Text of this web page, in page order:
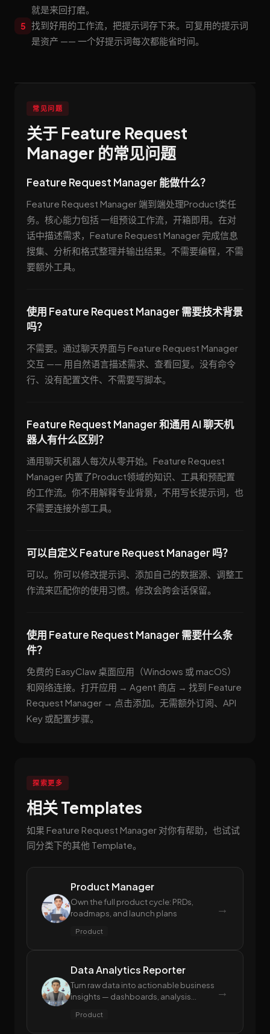
就是来回打磨。
5 找到好用的工作流，把提示词存下来。可复用的提示词
是资产 —— 一个好提示词每次都能省时间。
常见问题
关于 Feature Request
Manager 的常见问题
Feature Request Manager 能做什么？
Feature Request Manager 端到端处理Product类任
务。核心能力包括 一组预设工作流，开箱即用。在对
话中描述需求，Feature Request Manager 完成信息
搜集、分析和格式整理并输出结果。不需要编程，不需
要额外工具。
使用 Feature Request Manager 需要技术背景
吗？
不需要。通过聊天界面与 Feature Request Manager
交互 —— 用自然语言描述需求、查看回复。没有命令
行、没有配置文件、不需要写脚本。
Feature Request Manager 和通用 AI 聊天机
器人有什么区别？
通用聊天机器人每次从零开始。Feature Request
Manager 内置了Product领域的知识、工具和预配置
的工作流。你不用解释专业背景，不用写长提示词，也
不需要连接外部工具。
可以自定义 Feature Request Manager 吗？
可以。你可以修改提示词、添加自己的数据源、调整工
作流来匹配你的使用习惯。修改会跨会话保留。
使用 Feature Request Manager 需要什么条
件？
免费的 EasyClaw 桌面应用（Windows 或 macOS）
和网络连接。打开应用 → Agent 商店 → 找到 Feature
Request Manager → 点击添加。无需额外订阅、API
Key 或配置步骤。
探索更多
相关 Templates
如果 Feature Request Manager 对你有帮助，也试试
同分类下的其他 Template。
Product Manager
Own the full product cycle: PRDs,
roadmaps, and launch plans
Product
→
Data Analytics Reporter
Turn raw data into actionable business
insights — dashboards, analysis
Product
→